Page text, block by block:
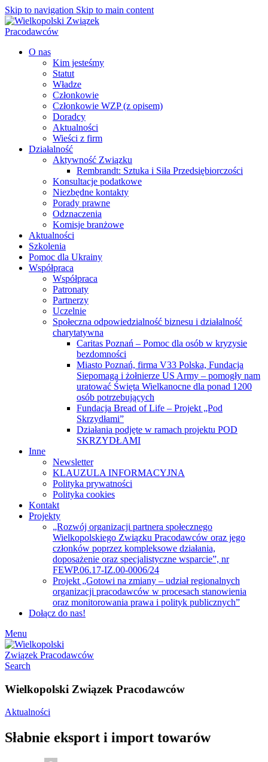
Skip to navigation Skip to main content
O nas
Kim jesteśmy
Statut
Władze
Członkowie
Członkowie WZP (z opisem)
Doradcy
Aktualności
Wieści z firm
Działalność
Aktywność Związku
Rembrandt: Sztuka i Siła Przedsiębiorczości
Konsultacje podatkowe
Niezbędne kontakty
Porady prawne
Odznaczenia
Komisje branżowe
Aktualności
Szkolenia
Pomoc dla Ukrainy
Współpraca
Współpraca
Patronaty
Partnerzy
Uczelnie
Społeczna odpowiedzialność biznesu i działalność
charytatywna
Caritas Poznań – Pomoc dla osób w kryzysie
bezdomności
Miasto Poznań, firma V33 Polska, Fundacja
Siepomaga i żołnierze US Army – pomogły nam
uratować Święta Wielkanocne dla ponad 1200
osób potrzebujących
Fundacja Bread of Life – Projekt „Pod
Skrzydłami”
Działania podjęte w ramach projektu POD
SKRZYDŁAMI
Inne
Newsletter
KLAUZULA INFORMACYJNA
Polityka prywatności
Polityka cookies
Kontakt
Projekty
„Rozwój organizacji partnera społecznego
Wielkopolskiego Związku Pracodawców oraz jego
członków poprzez kompleksowe działania,
doposażenie oraz specjalistyczne wsparcie”, nr
FEWP.06.17-IZ.00-0006/24
Projekt „Gotowi na zmiany – udział regionalnych
organizacji pracodawców w procesach stanowienia
oraz monitorowania prawa i polityk publicznych”
Dołącz do nas!
Menu
Search
Wielkopolski Związek Pracodawców
Aktualności
Słabnie eksport i import towarów